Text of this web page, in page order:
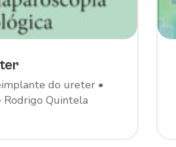
do ureter •
Rodrigo Quintela